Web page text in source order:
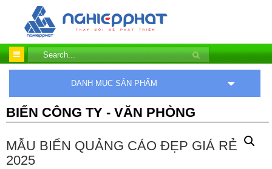
DANH MỤC SẢN PHẨM
BIỂN CÔNG TY - VĂN PHÒNG
MẪU BIỂN QUẢNG CÁO ĐẸP GIÁ RẺ
2025